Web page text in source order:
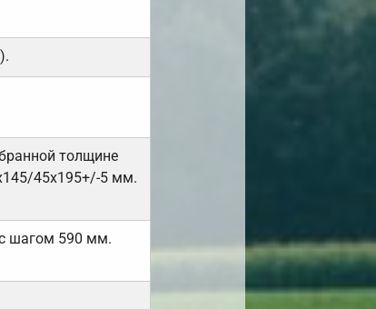
толщине
45х195+/-5 мм.
шагом 590 мм.